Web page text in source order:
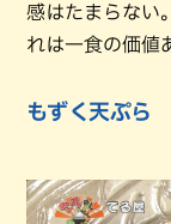
感はたまらない
れは一食の価値
もずく天ぷら